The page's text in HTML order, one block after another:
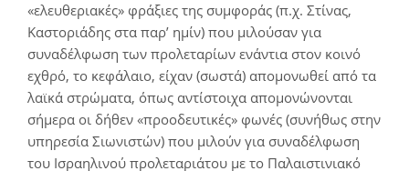
«ελευθεριακές» φράξιες της συμφοράς (π.χ. Στίνας,
Καστοριάδης στα παρ’ ημίν) που μιλούσαν για
συναδέλφωση των προλεταρίων ενάντια στον κοινό
εχθρό, το κεφάλαιο, είχαν (σωστά) απομονωθεί από τα
λαϊκά στρώματα, όπως αντίστοιχα απομονώνονται
σήμερα οι δήθεν «προοδευτικές» φωνές (συνήθως στην
υπηρεσία Σιωνιστών) που μιλούν για συναδέλφωση
του Ισραηλινού προλεταριάτου με το Παλαιστινιακό